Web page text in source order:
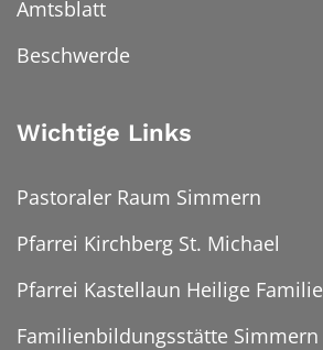
Amtsblatt
Beschwerde
Wichtige Links
Pastoraler Raum Simmern
Pfarrei Kirchberg St. Michael
Pfarrei Kastellaun Heilige Familie
Familienbildungsstätte Simmern